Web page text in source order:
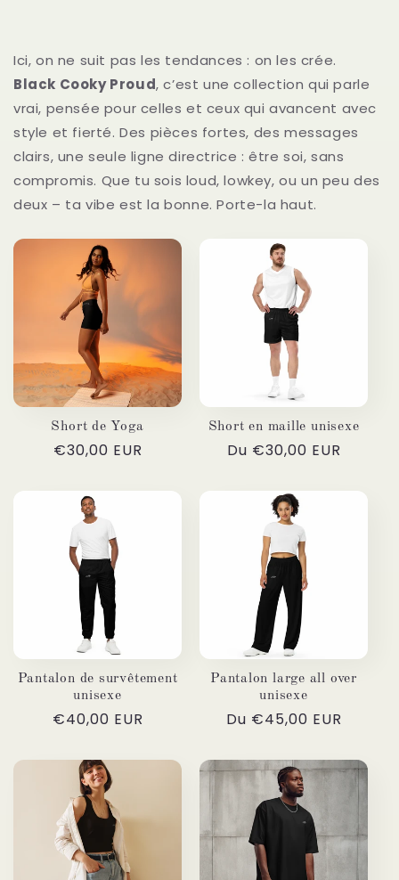
Ici, on ne suit pas les tendances : on les crée.
Black Cooky Proud, c’est une collection qui parle
vrai, pensée pour celles et ceux qui avancent avec
style et fierté. Des pièces fortes, des messages
clairs, une seule ligne directrice : être soi, sans
compromis. Que tu sois loud, lowkey, ou un peu des
deux – ta vibe est la bonne. Porte-la haut.
Short de Yoga
Prix
€30,00 EUR
Short en maille unisexe
Prix
Du €30,00 EUR
Pantalon de survêtement
unisexe
Prix
€40,00 EUR
Pantalon large all over
unisexe
Prix
Du €45,00 EUR